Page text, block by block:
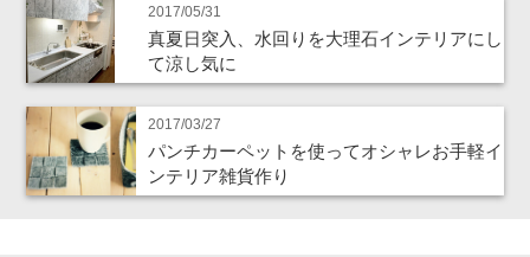
2017/05/31
真夏日突入、水回りを大理石インテリアにし
て涼し気に
2017/03/27
パンチカーペットを使ってオシャレお手軽イ
ンテリア雑貨作り